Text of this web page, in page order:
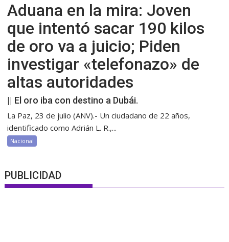
Aduana en la mira: Joven
que intentó sacar 190 kilos
de oro va a juicio; Piden
investigar «telefonazo» de
altas autoridades
|| El oro iba con destino a Dubái.
La Paz, 23 de julio (ANV).- Un ciudadano de 22 años,
identificado como Adrián L. R.,...
Nacional
PUBLICIDAD